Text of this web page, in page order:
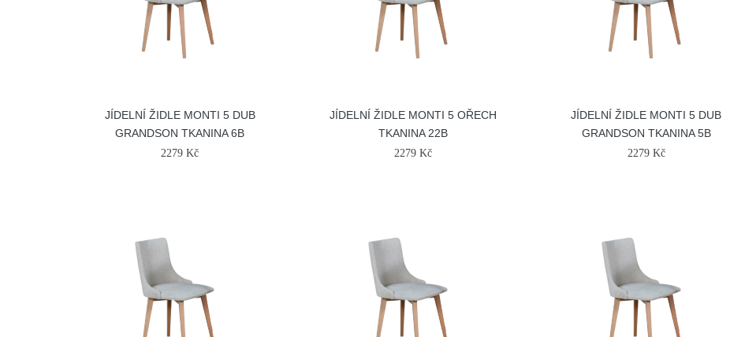
JÍDELNÍ ŽIDLE MONTI 5 DUB
GRANDSON TKANINA 6B
2279 Kč
JÍDELNÍ ŽIDLE MONTI 5 OŘECH
TKANINA 22B
2279 Kč
JÍDELNÍ ŽIDLE MONTI 5 DUB
GRANDSON TKANINA 5B
2279 Kč